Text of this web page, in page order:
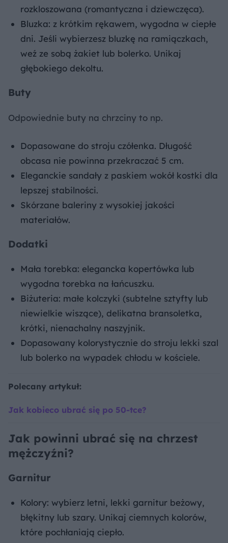
rozkloszowana (romantyczna i dziewczęca).
Bluzka: z krótkim rękawem, wygodna w ciepłe
dni. Jeśli wybierzesz bluzkę na ramiączkach,
weź ze sobą żakiet lub bolerko. Unikaj
głębokiego dekoltu.
Buty
Odpowiednie buty na chrzciny to np.
Dopasowane do stroju czółenka. Długość
obcasa nie powinna przekraczać 5 cm.
Eleganckie sandały z paskiem wokół kostki dla
lepszej stabilności.
Skórzane baleriny z wysokiej jakości
materiałów.
Dodatki
Mała torebka: elegancka kopertówka lub
wygodna torebka na łańcuszku.
Biżuteria: małe kolczyki (subtelne sztyfty lub
niewielkie wiszące), delikatna bransoletka,
krótki, nienachalny naszyjnik.
Dopasowany kolorystycznie do stroju lekki szal
lub bolerko na wypadek chłodu w kościele.
Polecany artykuł:
Jak kobieco ubrać się po 50-tce?
Jak powinni ubrać się na chrzest
mężczyźni?
Garnitur
Kolory: wybierz letni, lekki garnitur beżowy,
błękitny lub szary. Unikaj ciemnych kolorów,
które pochłaniają ciepło.